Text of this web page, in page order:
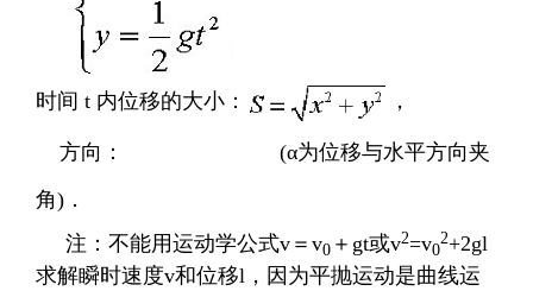
时间 t 内位移的大小： ，
方向： (α为位移与水平方向夹
角) ．
注：不能用运动学公式v ＝ v0 ＋ gt或v2=v0
2+2gl
求解瞬时速度v和位移l ，因为平抛运动是曲线运